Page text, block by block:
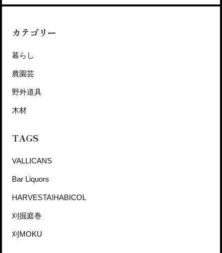
カテゴリー
暮らし
農園芸
野外道具
木材
TAGS
VALLICANS
Bar Liquors
HARVESTA!HABICOL
刈掘庭巻
刈MOKU